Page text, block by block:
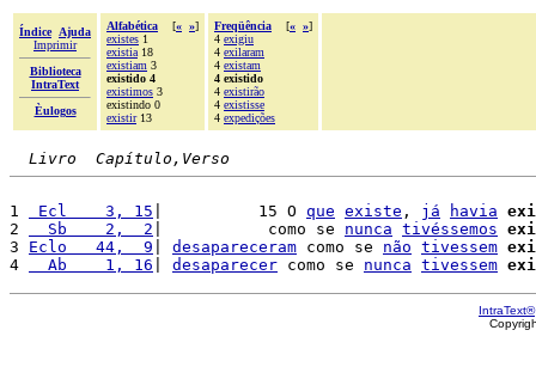
Índice
Ajuda
Imprimir
Biblioteca
IntraText
Èulogos
Alfabética [« »]
existes 1
existia 18
existiam 3
existido 4
existimos 3
existindo 0
existir13
Freqüência [« »]
4 exigiu
4 exilaram
4 existam
4 existido
4 existirão
4 existisse
4 expedições
Livro  Capítulo,Verso
1 Ecl    3, 15 |          15 O que existe , já havia
2
  Sb    2,  2
|           como se nunca tivéssemos
3 Eclo   44,  9 desapareceram como se não tivessem
4
  Ab    1, 16
desaparecer como se nunca tivessem
IntraText®